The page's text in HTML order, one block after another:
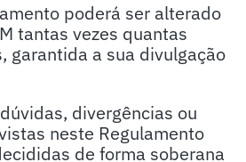
poderá ser alterado
tantas vezes quantas
garantida a sua divulgação
divergências ou
neste Regulamento
de forma soberana